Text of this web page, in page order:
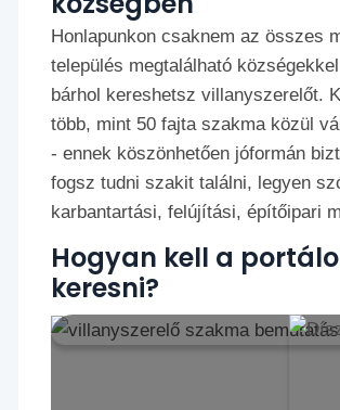
Honlapunkon csaknem az összes
település megtalálható
bárhol kereshetsz villanyszerelőt.
több, mint 50 fajta szakma közül
- ennek köszönhetően jóformán
fogsz tudni szakit találni, legyen
karbantartási, felújítási, építőipari
Hogyan kell a
keresni?